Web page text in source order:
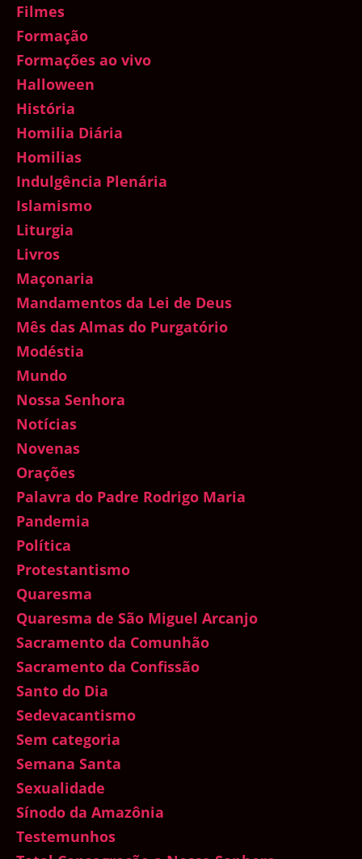
Filmes
Formação
Formações ao vivo
Halloween
História
Homilia Diária
Homilias
Indulgência Plenária
Islamismo
Liturgia
Livros
Maçonaria
Mandamentos da Lei de Deus
Mês das Almas do Purgatório
Modéstia
Mundo
Nossa Senhora
Notícias
Novenas
Orações
Palavra do Padre Rodrigo Maria
Pandemia
Política
Protestantismo
Quaresma
Quaresma de São Miguel Arcanjo
Sacramento da Comunhão
Sacramento da Confissão
Santo do Dia
Sedevacantismo
Sem categoria
Semana Santa
Sexualidade
Sínodo da Amazônia
Testemunhos